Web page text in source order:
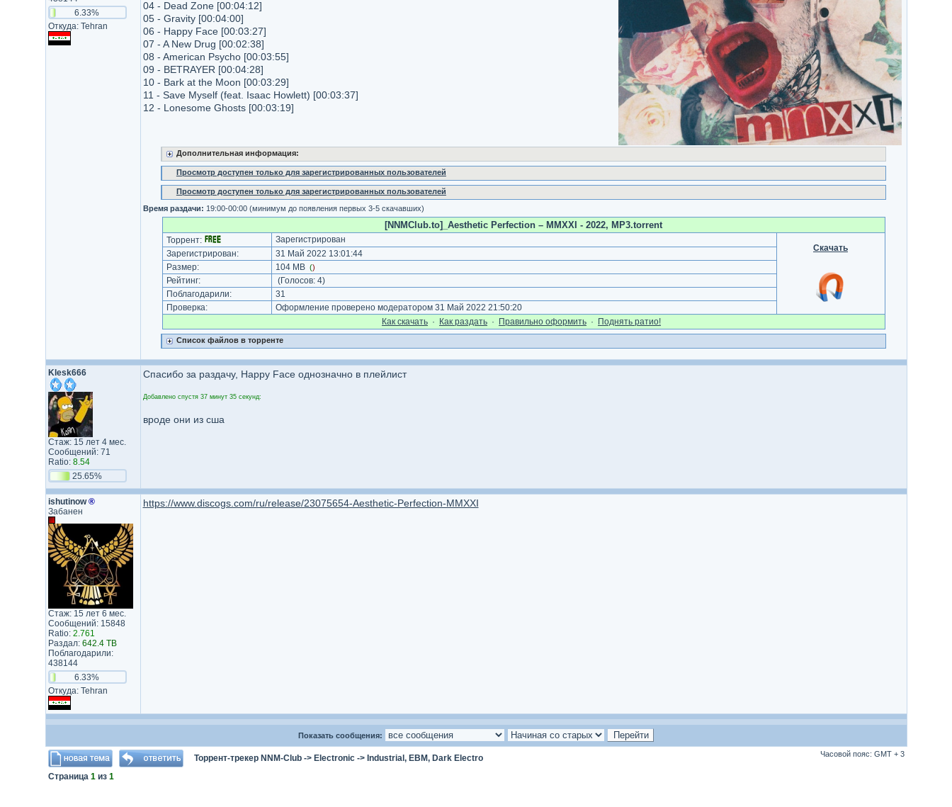
6.33%
Откуда: Tehran
04 - Dead Zone [00:04:12]
05 - Gravity [00:04:00]
06 - Happy Face [00:03:27]
07 - A New Drug [00:02:38]
08 - American Psycho [00:03:55]
09 - BETRAYER [00:04:28]
10 - Bark at the Moon [00:03:29]
11 - Save Myself (feat. Isaac Howlett) [00:03:37]
12 - Lonesome Ghosts [00:03:19]
Дополнительная информация:
Просмотр доступен только для зарегистрированных пользователей
Просмотр доступен только для зарегистрированных пользователей
Время раздачи: 19:00-00:00 (минимум до появления первых 3-5 скачавших)
[NNMClub.to]_Aesthetic Perfection – MMXXI - 2022, MP3.torrent
Торрент:
Зарегистрирован
Скачать
Зарегистрирован:
31 Май 2022 13:01:44
Размер:
104 MB ()
Рейтинг: (Голосов: 4)
Поблагодарили:
31
Проверка:
Оформление проверено модератором 31 Май 2022 21:50:20
Как cкачать · Как раздать · Правильно оформить · Поднять ратио!
Список файлов в торренте
Klesk666
Стаж: 15 лет 4 мес.
Сообщений: 71
Ratio: 8.54
25.65%
Спасибо за раздачу, Happy Face однозначно в плейлист
Добавлено спустя 37 минут 35 секунд:
вроде они из сша
ishutinow®
Забанен
Стаж: 15 лет 6 мес.
Сообщений: 15848
Ratio: 2.761
Раздал: 642.4 TB
Поблагодарили:
438144
6.33%
Откуда: Tehran
https://www.discogs.com/ru/release/23075654-Aesthetic-Perfection-MMXXI
Показать сообщения:
Торрент-трекер NNM-Club-> Electronic-> Industrial, EBM, Dark Electro Часовой пояс: GMT + 3
Страница 1из 1